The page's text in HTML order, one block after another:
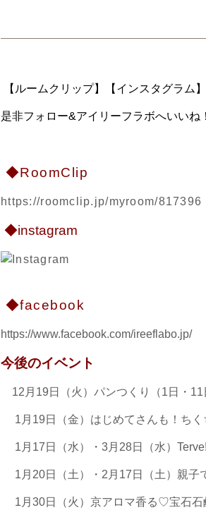
【ルームクリップ】【インスタグラム
是非フォロー&アイリーフラボへいい
◆RoomClip
https://roomclip.jp/myroom/817396
◆instagram
◆facebook
https://www.facebook.com/ireeflabo.jp/
今後のイベント
12月19日（火）パンつくり（1日・11
1月19日（金）はじめてさんも！ちく
1月17日（水）・3月28日（水）
1月20日（土）・2月17日（土）親
1月30日（火）京アロマ香る♡宝石